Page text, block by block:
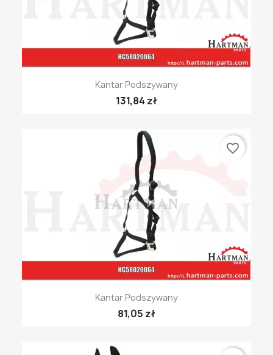
Kantar Podszywany
131,84 zł
Kantar Podszywany
81,05 zł
favorite_border